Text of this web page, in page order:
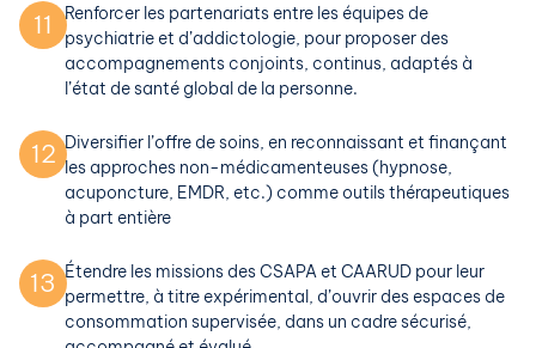
11
Renforcer les partenariats entre les équipes de
psychiatrie et d’addictologie, pour proposer des
accompagnements conjoints, continus, adaptés à
l’état de santé global de la personne.
12 Diversifier l’offre de soins, en reconnaissant et finançant
les approches non-médicamenteuses (hypnose,
acuponcture, EMDR, etc.) comme outils thérapeutiques
à part entière
13 Étendre les missions des CSAPA et CAARUD pour leur
permettre, à titre expérimental, d’ouvrir des espaces de
consommation supervisée, dans un cadre sécurisé,